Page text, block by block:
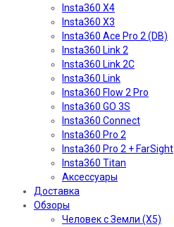
Insta360 X4
Insta360 X3
Insta360 Ace Pro 2 (DB)
Insta360 Link 2
Insta360 Link 2C
Insta360 Link
Insta360 Flow 2 Pro
Insta360 GO 3S
Insta360 Connect
Insta360 Pro 2
Insta360 Pro 2 + FarSight
Insta360 Titan
Аксессуары
Доставка
Обзоры
Человек с Земли (X5)